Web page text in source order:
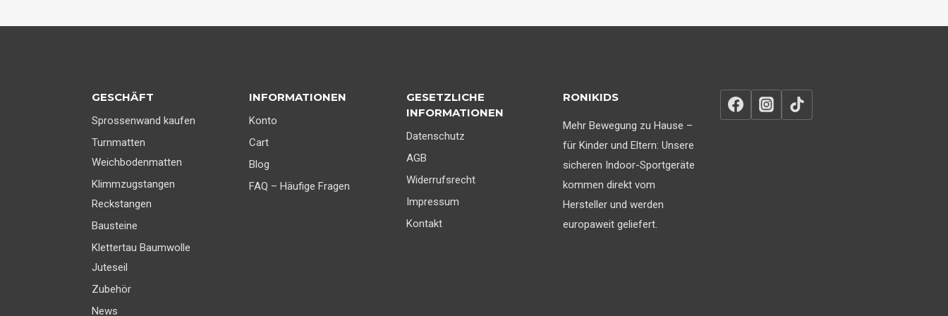
GESCHÄFT
Sprossenwand kaufen
Turnmatten
Weichbodenmatten
Klimmzugstangen
Reckstangen
Bausteine
Klettertau Baumwolle
Juteseil
Zubehör
News
INFORMATIONEN
Konto
Cart
Blog
FAQ – Häufige Fragen
GESETZLICHE
INFORMATIONEN
Datenschutz
AGB
Widerrufsrecht
Impressum
Kontakt
RONIKIDS
Mehr Bewegung zu Hause –
für Kinder und Eltern: Unsere
sicheren Indoor-Sportgeräte
kommen direkt vom
Hersteller und werden
europaweit geliefert.